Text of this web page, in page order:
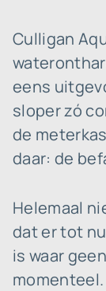
Culligan
eens
sloper zó
de
daar: de
Helemaal
dat er tot
is waar